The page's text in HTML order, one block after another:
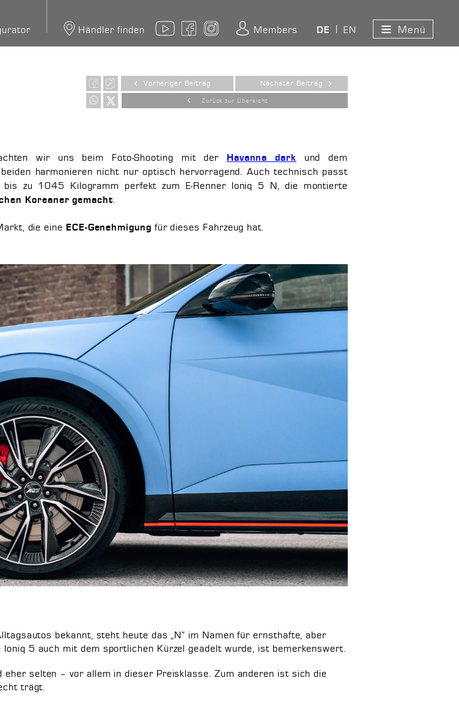
Händler finden YouTubeFacebookInstagramMembers DE EN Menü
Zurück zur Übersicht
Vorheriger Beitrag Nächster Beitrag
wir uns beim Foto-Shooting mit der Havanna dark
und dem
harmonieren nicht nur optisch hervorragend. Auch technisch passt
zu 1045 Kilogramm perfekt zum E-Renner Ioniq 5 N, die montierte
Koreaner gemacht.
die eine ECE-Genehmigung für dieses Fahrzeug hat.
bekannt, steht heute das „N“ im Namen für ernsthafte, aber
5 auch mit dem sportlichen Kürzel geadelt wurde, ist bemerkenswert.
selten – vor allem in dieser Preisklasse. Zum anderen ist sich die
trägt.